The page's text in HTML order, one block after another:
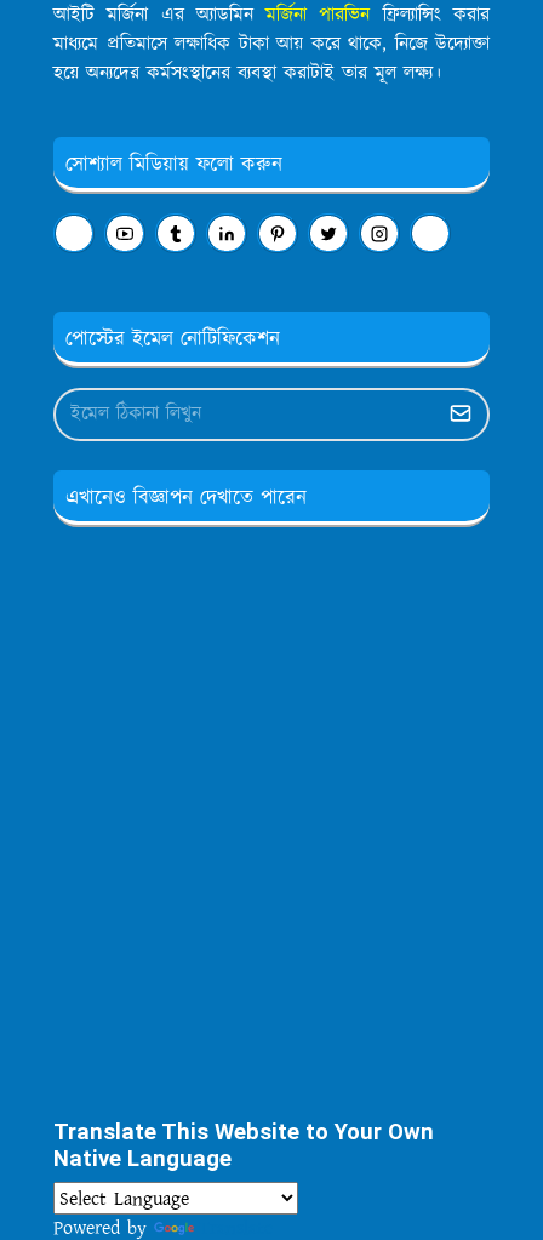
আইটি মর্জিনা এর অ্যাডমিনমর্জিনা পারভিনফ্রিল্যান্সিং করার
মাধ্যমে প্রতিমাসে লক্ষাধিক টাকা আয় করে থাকে, নিজে উদ্যোক্তা
হয়ে অন্যদের কর্মসংস্থানের ব্যবস্থা করাটাই তার মূল লক্ষ্য।
সোশ্যাল মিডিয়ায় ফলো করুন
পোস্টের ইমেল নোটিফিকেশন
এখানেও বিজ্ঞাপন দেখাতে পারেন
Translate This Website to Your Own
Native Language
Powered by